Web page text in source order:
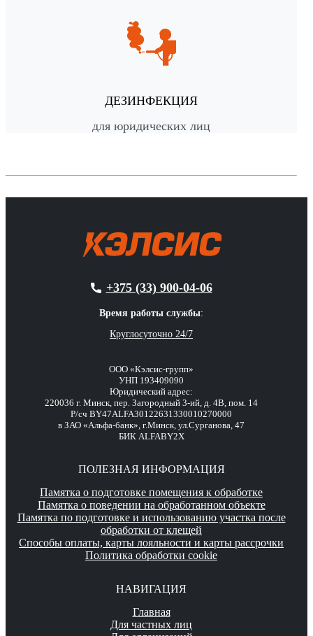
ДЕЗИНФЕКЦИЯ
для юридических лиц
+375 (33) 900-04-06
Время работы службы:
Круглосуточно 24/7
ООО «Кэлсис-групп»
УНП 193409090
Юридический адрес:
220036 г. Минск, пер. Загородный 3-ий, д. 4В, пом. 14
Р/сч BY47ALFA30122631330010270000
в ЗАО «Альфа-банк», г.Минск, ул.Сурганова, 47
БИК ALFABY2X
ПОЛЕЗНАЯ ИНФОРМАЦИЯ
Памятка о подготовке помещения к обработке
Памятка о поведении на обработанном объекте
Памятка по подготовке и использованию участка после
обработки от клещей
Способы оплаты, карты лояльности и карты рассрочки
Политика обработки cookie
НАВИГАЦИЯ
Главная
Для частных лиц